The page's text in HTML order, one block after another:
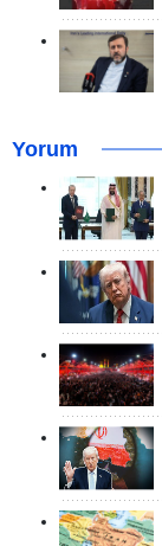
Yorum